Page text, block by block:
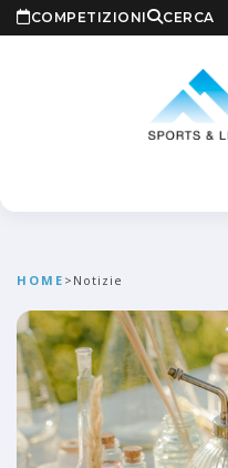
COMPETIZIONI CERCA
HOME > Notizie